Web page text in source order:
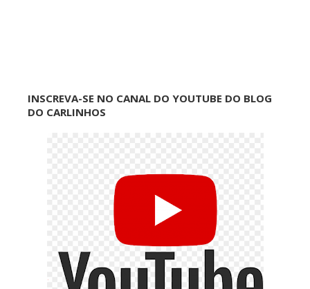
INSCREVA-SE NO CANAL DO YOUTUBE DO BLOG
DO CARLINHOS